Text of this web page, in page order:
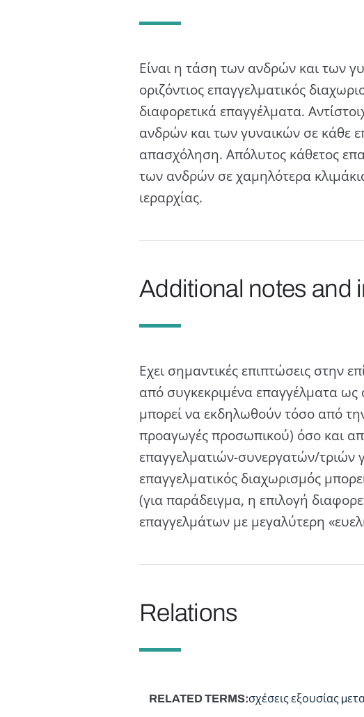
Είναι η τάση των ανδρών και των
οριζόντιος επαγγελµατικός
διαφορετικά επαγγέλµατα.
ανδρών και των γυναικών σε κάθε
απασχόληση. Απόλυτος κάθετος
των ανδρών σε χαμηλότερα
ιεραρχίας.
Additional notes and
Εχει σηµαντικές επιπτώσεις στην
από συγκεκριµένα επαγγέλµατα ως
µπορεί να εκδηλωθούν τόσο από
προαγωγές προσωπικού) όσο και
επαγγελµατιών-συνεργατών/
επαγγελµατικός διαχωρισµός
(για παράδειγµα, η επιλογή
επαγγελµάτων µε µεγαλύτερη
Relations
RELATED TERMS σχέσεις εξουσίας